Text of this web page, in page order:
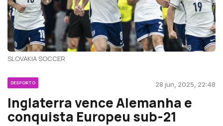
SLOVAKIA SOCCER
DESPORTO 28 jun, 2025, 22:48
Inglaterra vence Alemanha e
conquista Europeu sub-21